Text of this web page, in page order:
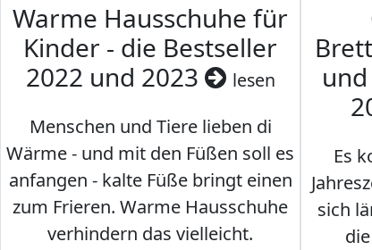
Warme Hausschuhe für
Kinder - die Bestseller
2022 und 2023
lesen
Menschen und Tiere lieben di
Wärme - und mit den Füßen soll es
anfangen - kalte Füße bringt einen
zum Frieren. Warme Hausschuhe
verhindern das vielleicht.
Es
sich